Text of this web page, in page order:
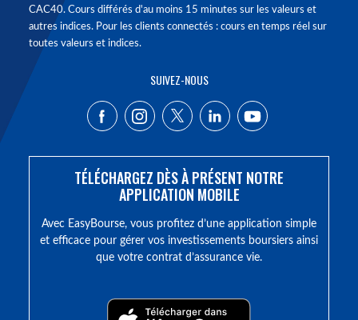
CAC40. Cours différés d'au moins 15 minutes sur les valeurs et
autres indices. Pour les clients connectés : cours en temps réel sur
toutes valeurs et indices.
SUIVEZ-NOUS
TÉLÉCHARGEZ DÈS À PRÉSENT NOTRE
APPLICATION MOBILE
Avec EasyBourse, vous profitez d’une application simple
et efficace pour gérer vos investissements boursiers ainsi
que votre contrat d’assurance vie.